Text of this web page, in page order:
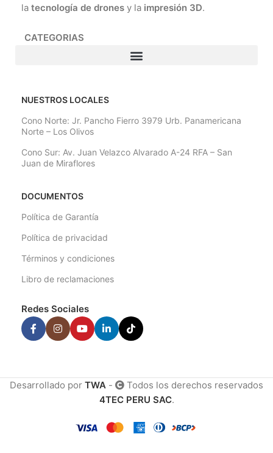
la tecnología de drones y la impresión 3D.
CATEGORIAS
NUESTROS LOCALES
Cono Norte: Jr. Pancho Fierro 3979 Urb. Panamericana
Norte – Los Olivos
Cono Sur: Av. Juan Velazco Alvarado A-24 RFA – San
Juan de Miraflores
DOCUMENTOS
Política de Garantía
Política de privacidad
Términos y condiciones
Libro de reclamaciones
Redes Sociales
Desarrollado por TWA -
Todos los derechos reservados
4TEC PERU SAC.